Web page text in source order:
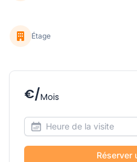
Étage
€/Mois
Réserver